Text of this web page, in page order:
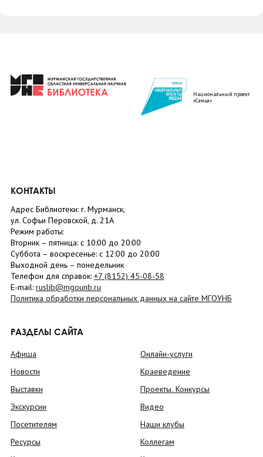
Национальный проект
«Семья»
КОНТАКТЫ
Адрес Библиотеки: г. Мурманск,
ул. Софьи Перовской, д. 21А
Режим работы:
Вторник – пятница: с 10:00 до 20:00
Суббота – воскресенье: c 12:00 до 20:00
Выходной день – понедельник
Телефон для справок: +7 (8152) 45-08-58
E-mail: ruslib@mgounb.ru
Политика обработки персональных данных на сайте МГОУНБ
РАЗДЕЛЫ САЙТА
Афиша
Новости
Выставки
Экскурсии
Посетителям
Ресурсы
Онлайн-услуги
Краеведение
Проекты. Конкурсы
Видео
Наши клубы
Коллегам